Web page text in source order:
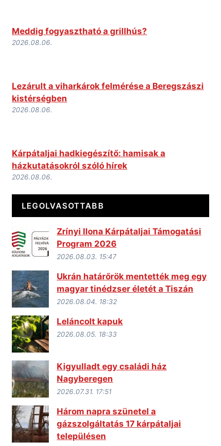
Meddig fogyasztható a grillhús?
2026.08.06.
Lezárult a viharkárok felmérése a Beregszászi
kistérségben
2026.08.06.
Kárpátaljai hadkiegészítő: hamisak a
házkutatásokról szóló hírek
2026.08.06.
LEGOLVASOTTABB
Zrínyi Ilona Kárpátaljai Támogatási
Program 2026
2026.08.03. 15:47
Ukrán határőrök mentették meg egy
magyar tinédzser életét a Tiszán
2026.08.04. 18:32
Leláncolt kapuk
2026.08.05. 18:33
Kigyulladt egy családi ház
Nagyberegen
2026.07.31. 17:51
Három napra szünetel a
gázszolgáltatás 17 kárpátaljai
településen